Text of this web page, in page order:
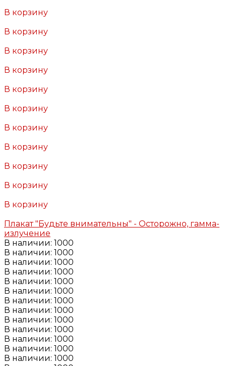
В корзину
В корзину
В корзину
В корзину
В корзину
В корзину
В корзину
В корзину
В корзину
В корзину
В корзину
Плакат "Будьте внимательны" - Осторожно, гамма-
излучение
В наличии: 1000
В наличии: 1000
В наличии: 1000
В наличии: 1000
В наличии: 1000
В наличии: 1000
В наличии: 1000
В наличии: 1000
В наличии: 1000
В наличии: 1000
В наличии: 1000
В наличии: 1000
В наличии: 1000